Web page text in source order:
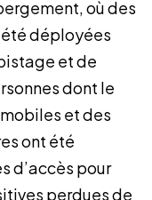
où des
déployées
et de
dont le
et des
ont été
d’accès pour
perdues de